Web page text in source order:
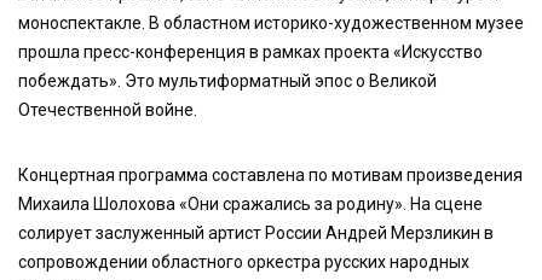
моноспектакле. В областном историко-художественном музее
прошла пресс-конференция в рамках проекта «Искусство
побеждать». Это мультиформатный эпос о Великой
Отечественной войне.
Концертная программа составлена по мотивам произведения
Михаила Шолохова «Они сражались за родину». На сцене
солирует заслуженный артист России Андрей Мерзликин в
сопровождении областного оркестра русских народных